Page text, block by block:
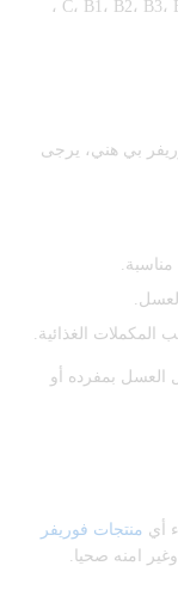
الهامه للجسم مثل فيتامين C، B1، B2، B3، B4 ، B5، B6 ،B8 ، B9 ،
بي هني، يرجى
مناسبة.
المكملات الغذائية.
العسل بمفرده أو
أي منتجات فوريفر
امنه صحيا.